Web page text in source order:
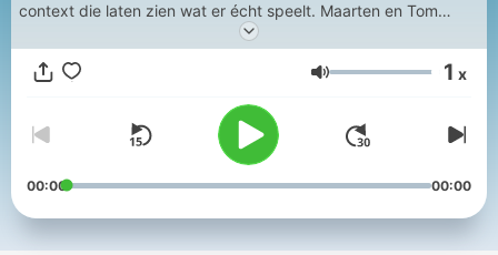
context die laten zien wat er écht speelt. Maarten en Tom
plaatsen het nieuws in perspectief. Vaak met droge humor, en
regelmatig met de geruststellende conclusie dat het allemaal
wel meevalt. De grootste en best beluisterde nieuwspodcast
hoeveel rust en overzicht dat oplevert.
Volumen 1 x
00:00 00:00